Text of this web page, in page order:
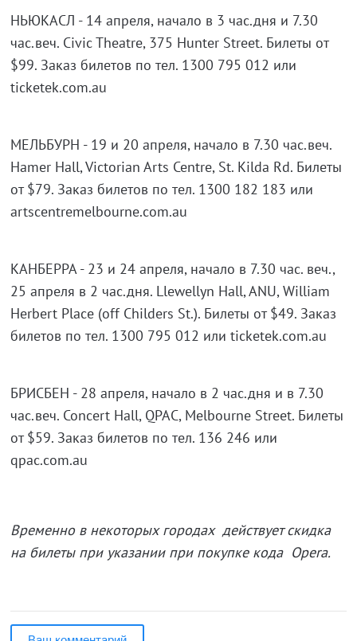
НЬЮКАСЛ - 14 апреля, начало в 3 час.дня и 7.30
час.веч. Civic Theatre, 375 Hunter Street. Билеты от
$99. Заказ билетов по тел. 1300 795 012 или
ticketek.com.au
МЕЛЬБУРН - 19 и 20 апреля, начало в 7.30 час.веч.
Hamer Hall, Victorian Arts Centre, St. Kilda Rd. Билеты
от $79. Заказ билетов по тел. 1300 182 183 или
artscentremelbourne.com.au
КАНБЕРРА - 23 и 24 апреля, начало в 7.30 час. веч.,
25 апреля в 2 час.дня. Llewellyn Hall, ANU, William
Herbert Place (off Childers St.). Билеты от $49. Заказ
билетов по тел. 1300 795 012 или ticketek.com.au
БРИСБЕН - 28 апреля, начало в 2 час.дня и в 7.30
час.веч. Concert Hall, QPAC, Melbourne Street. Билеты
от $59. Заказ билетов по тел. 136 246 или
qpac.com.au
Временно в некоторых городах действует скидка
на билеты при указании при покупке кода Opera.